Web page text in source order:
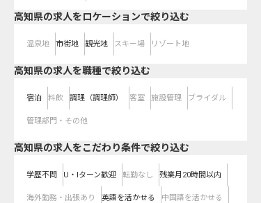
高知県の求人をロケーションで絞り込む
温泉地 市街地 観光地 スキー場 リゾート地
高知県の求人を職種で絞り込む
宿泊 料飲 調理（調理師） 客室 施設管理 ブライダル
管理部門・その他
高知県の求人をこだわり条件で絞り込む
学歴不問 U・Iターン歓迎 転勤なし 残業月20時間以内
海外勤務・出張あり 英語を活かせる 中国語を活かせる